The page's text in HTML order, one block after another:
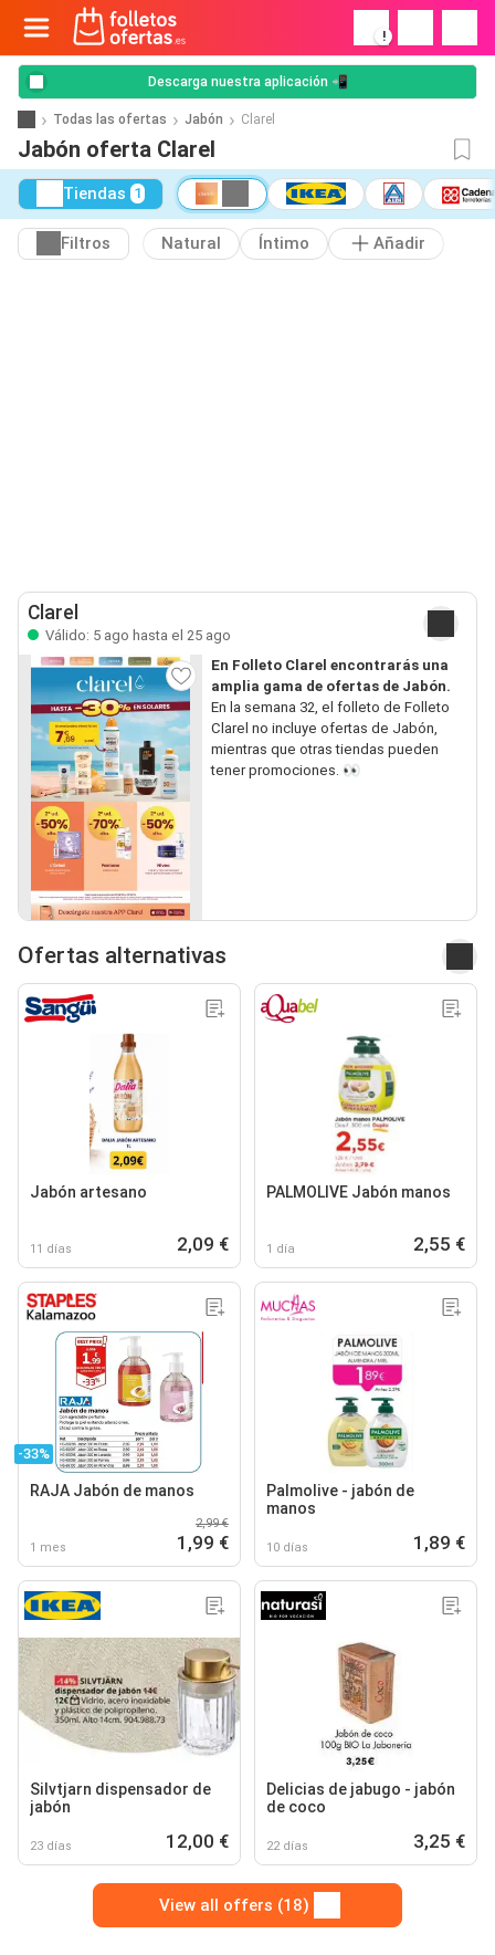
!
Descarga nuestra aplicación 📲
Todas las ofertas Jabón Clarel
Jabón oferta Clarel
Tiendas 1
Filtros Natural Íntimo Añadir
Clarel
Válido: 5 ago hasta el 25 ago
En Folleto Clarel encontrarás una
amplia gama de ofertas de Jabón.
En la semana 32, el folleto de Folleto
Clarel no incluye ofertas de Jabón,
mientras que otras tiendas pueden
tener promociones. 👀
Ofertas alternativas
Jabón artesano
11 días 2,09 €
PALMOLIVE Jabón manos
1 día 2,55 €
-33%
RAJA Jabón de manos
1 mes
2,99 €
1,99 €
Palmolive - jabón de
manos
10 días 1,89 €
Silvtjarn dispensador de
jabón
23 días 12,00 €
Delicias de jabugo - jabón
de coco
22 días 3,25 €
View all offers (18)